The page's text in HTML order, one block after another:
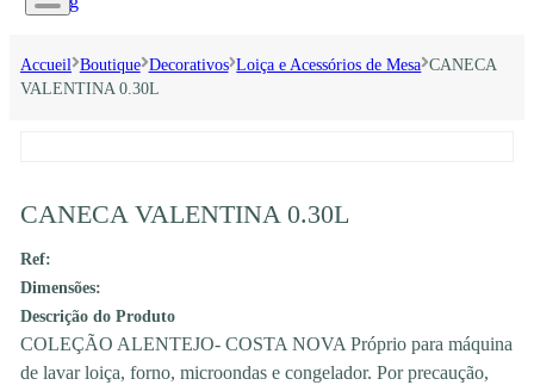
Accueil Boutique Decorativos Loiça e Acessórios de Mesa CANECA
VALENTINA 0.30L
CANECA VALENTINA 0.30L
Ref:
Dimensões:
Descrição do Produto
COLEÇÃO ALENTEJO- COSTA NOVA Próprio para máquina
de lavar loiça, forno, microondas e congelador. Por precaução,